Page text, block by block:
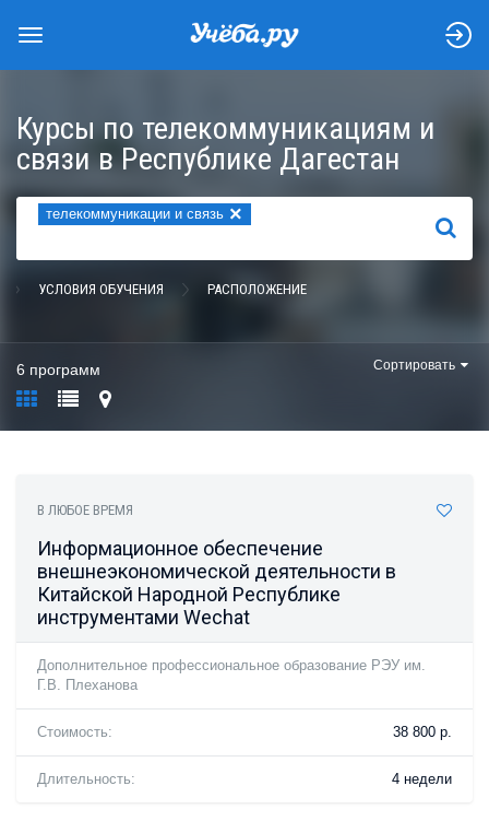
Курсы по телекоммуникациям и
связи в Республике Дагестан
телекоммуникации и связь ×
НАЙТИ
УСЛОВИЯ ОБУЧЕНИЯ РАСПОЛОЖЕНИЕ
6 программ Сортировать
В ЛЮБОЕ ВРЕМЯ
Информационное обеспечение
внешнеэкономической деятельности в
Китайской Народной Республике
инструментами Wechat
Дополнительное профессиональное образование РЭУ им.
Г.В. Плеханова
Стоимость: 38 800 р.
Длительность: 4 недели